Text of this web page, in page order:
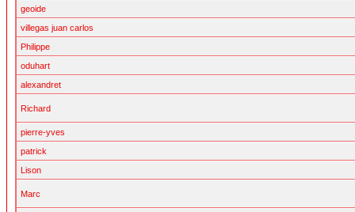
geoide
villegas juan carlos
Philippe
oduhart
alexandret
Richard
pierre-yves
patrick
Lison
Marc